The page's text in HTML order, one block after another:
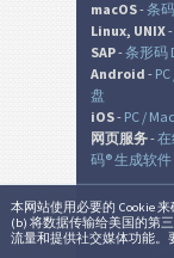
本网站使用必要的 Cookie
(b) 将数据传输给美国的第
流量和提供社交媒体功能。
macOS-条
Linux, UNIX-
SAP-条形码
Android -
盘
iOS- PC /
网页服务-
码® 生成软件
©